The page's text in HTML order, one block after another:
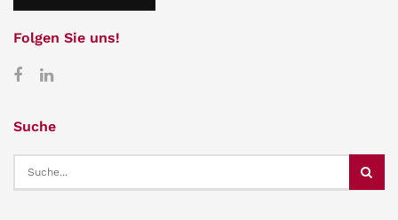
Folgen Sie uns!
Suche